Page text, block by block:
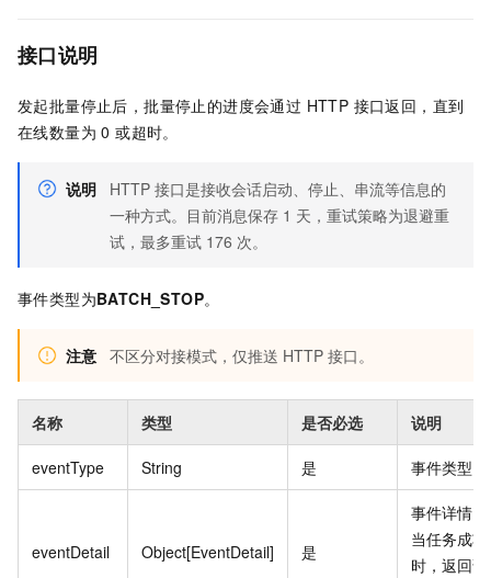
接口说明
发起批量停止后，批量停止的进度会通过 HTTP 接口返回，直到
在线数量为 0 或超时。
说明
HTTP 接口是接收会话启动、停止、串流等信息的
一种方式。目前消息保存 1 天，重试策略为退避重
试，最多重试 176 次。
事件类型为BATCH_STOP。
注意 不区分对接模式，仅推送 HTTP 接口。
名称 类型 是否必选 说明
eventType String 是 事件类型。
eventDetail Object[EventDetail] 是
事件详情，
当任务成功
时，返回该